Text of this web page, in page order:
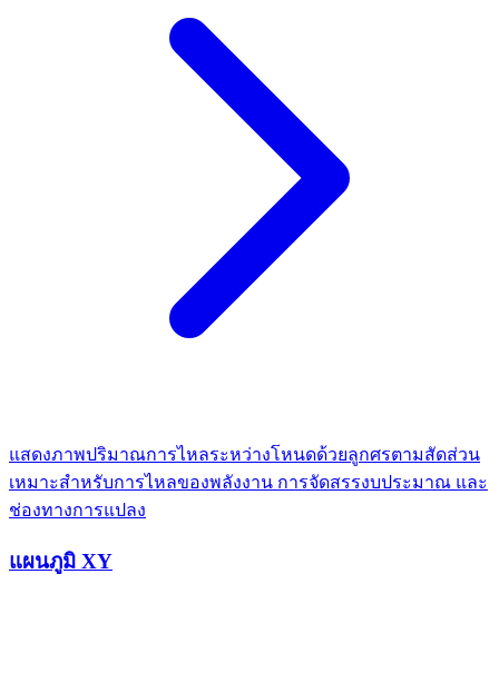
แสดงภาพปริมาณการไหลระหว่างโหนดด้วยลูกศรตามสัดส่วน
เหมาะสำหรับการไหลของพลังงาน การจัดสรรงบประมาณ และ
ช่องทางการแปลง
แผนภูมิ XY